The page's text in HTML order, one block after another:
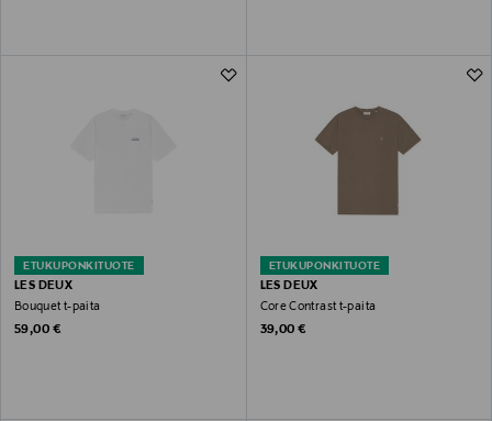
ETUKUPONKITUOTE
LES DEUX
Bouquet t-paita
Original Price
59,00 €
ETUKUPONKITUOTE
LES DEUX
Core Contrast t-paita
Original Price
39,00 €